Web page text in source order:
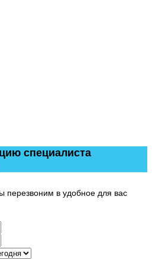
специалиста
перезвоним в удобное для вас